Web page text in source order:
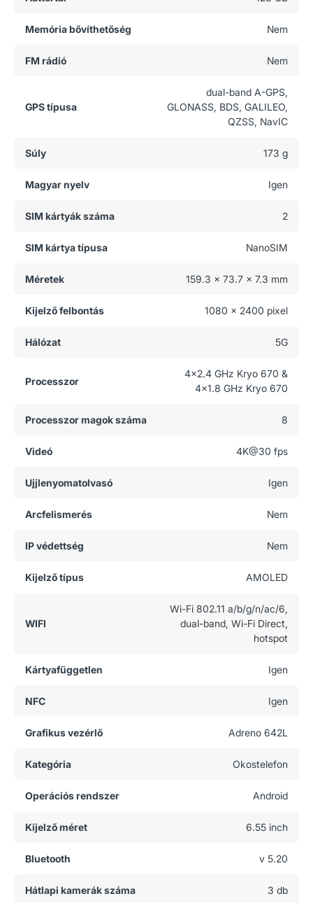
Memória bővíthetőség Nem
FM rádió Nem
GPS típusa
dual-band A-GPS,
GLONASS, BDS, GALILEO,
QZSS, NavIC
Súly 173 g
Magyar nyelv Igen
SIM kártyák száma 2
SIM kártya típusa NanoSIM
Méretek 159.3 x 73.7 x 7.3 mm
Kijelző felbontás 1080 x 2400 pixel
Hálózat 5G
Processzor
4x2.4 GHz Kryo 670 &
4x1.8 GHz Kryo 670
Processzor magok száma 8
Videó 4K@30 fps
Ujjlenyomatolvasó Igen
Arcfelismerés Nem
IP védettség Nem
Kijelző típus AMOLED
WIFI
Wi-Fi 802.11 a/b/g/n/ac/6,
dual-band, Wi-Fi Direct,
hotspot
Kártyafüggetlen Igen
NFC Igen
Grafikus vezérlő Adreno 642L
Kategória Okostelefon
Operációs rendszer Android
Kijelző méret 6.55 inch
Bluetooth v 5.20
Hátlapi kamerák száma 3 db